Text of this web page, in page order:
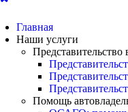
Главная
Наши услуги
Представительство
Помощь